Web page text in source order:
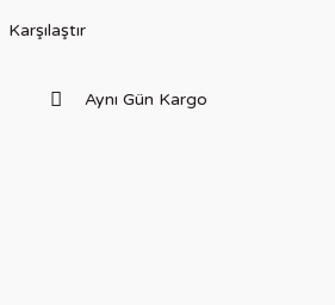
Karşılaştır
Aynı Gün Kargo